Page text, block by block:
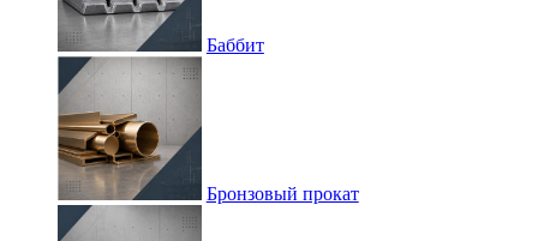
Баббит
Бронзовый прокат